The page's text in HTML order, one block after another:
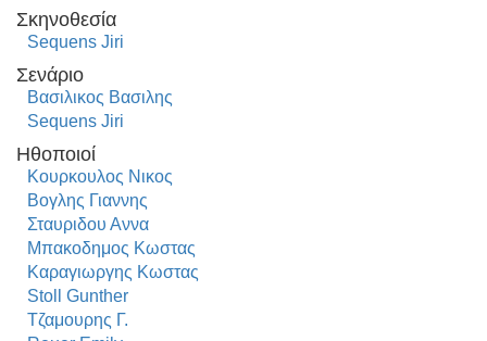
Σκηνοθεσία
Sequens Jiri
Σενάριο
Βασιλικος Βασιλης
Sequens Jiri
Ηθοποιοί
Κουρκουλος Νικος
Βογλης Γιαννης
Σταυριδου Αννα
Μπακοδημος Κωστας
Καραγιωργης Κωστας
Stoll Gunther
Τζαμουρης Γ.